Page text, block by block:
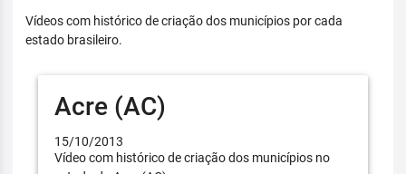
Vídeos com histórico de criação dos municípios por cada
estado brasileiro.
Acre (AC)
15/10/2013
Vídeo com histórico de criação dos municípios no